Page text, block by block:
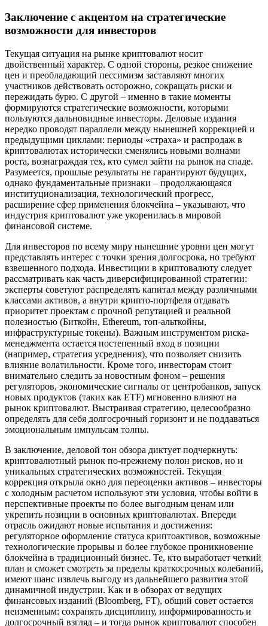
Заключение с акцентом на стратегические
возможности для инвесторов
Текущая ситуация на рынке криптовалют носит
двойственный характер. С одной стороны, резкое снижение
цен и преобладающий пессимизм заставляют многих
участников действовать осторожно, сокращать риски и
пережидать бурю. С другой – именно в такие моменты
формируются стратегические возможности, которыми
пользуются дальновидные инвесторы. Деловые издания
нередко проводят параллели между нынешней коррекцией и
предыдущими циклами: периоды «страха» и распродаж в
криптовалютах исторически сменялись новыми волнами
роста, вознаграждая тех, кто сумел зайти на рынок на спаде.
Разумеется, прошлые результаты не гарантируют будущих,
однако фундаментальные признаки – продолжающаяся
институционализация, технологический прогресс,
расширение сфер применения блокчейна – указывают, что
индустрия криптовалют уже укоренилась в мировой
финансовой системе.
Для инвесторов по всему миру нынешние уровни цен могут
представлять интерес с точки зрения долгосрока, но требуют
взвешенного подхода. Инвестиции в криптовалюту следует
рассматривать как часть диверсифицированной стратегии:
эксперты советуют распределять капитал между различными
классами активов, а внутри крипто-портфеля отдавать
приоритет проектам с прочной репутацией и реальной
полезностью (Биткойн, Ethereum, топ-альткойны,
инфраструктурные токены). Важным инструментом риска-
менеджмента остается постепенный вход в позиции
(например, стратегия усреднения), что позволяет снизить
влияние волатильности. Кроме того, инвесторам стоит
внимательно следить за новостным фоном – решения
регуляторов, экономические сигналы от центробанков, запуск
новых продуктов (таких как ETF) мгновенно влияют на
рынок криптовалют. Выстраивая стратегию, целесообразно
определять для себя долгосрочный горизонт и не поддаваться
эмоциональным импульсам толпы.
В заключение, деловой тон обзора диктует подчеркнуть:
криптовалютный рынок по-прежнему полон рисков, но и
уникальных стратегических возможностей. Текущая
коррекция открыла окно для переоценки активов – инвесторы
с холодным расчетом используют эти условия, чтобы войти в
перспективные проекты по более выгодным ценам или
укрепить позиции в основных криптовалютах. Впереди
отрасль ожидают новые испытания и достижения:
регуляторное оформление статуса криптоактивов, возможные
технологические прорывы и более глубокое проникновение
блокчейна в традиционный бизнес. Те, кто выработает четкий
план и сможет смотреть за пределы краткосрочных колебаний,
имеют шанс извлечь выгоду из дальнейшего развития этой
динамичной индустрии. Как и в обзорах от ведущих
финансовых изданий (Bloomberg, FT), общий совет остается
неизменным: сохранять дисциплину, информированность и
долгосрочный взгляд – и тогда рынок криптовалют способен